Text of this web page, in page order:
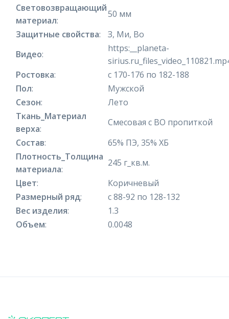
Световозвращающий
материал:
50 мм
Защитные свойства:
З, Ми, Во
Видео:
https:__planeta-
Ростовка:
с 170-176 по 182-188
Пол:
Мужской
Сезон:
Лето
Ткань_Материал
верха:
Смесовая с ВО пропиткой
Состав:
65% ПЭ, 35% ХБ
Плотность_Толщина
материала:
245 г_кв.м.
Цвет:
Коричневый
Размерный ряд:
с 88-92 по 128-132
Вес изделия:
1.3
Объем: 0.0048